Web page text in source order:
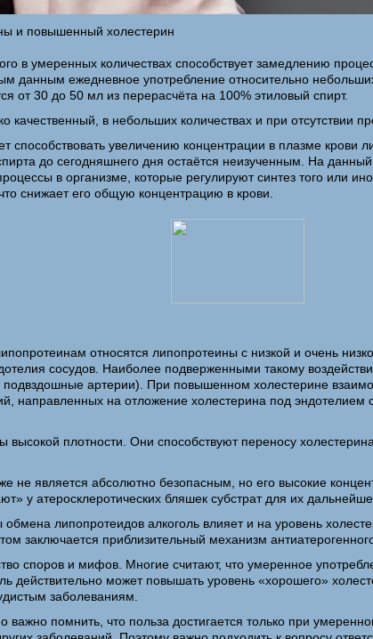
и повышенный холестерин
в умеренных количествах способствует замедлению
данным ежедневное употребление относительно
от 30 до 50 мл из перерасчёта на 100% этиловый спирт.
в небольших количествах и при отсутствии
способствовать увеличению концентрации в плазме
до сегодняшнего дня остаётся неизученным. На
в организме, которые регулируют синтез того или
снижает его общую концентрацию в крови.
относятся липопротеины с низкой и очень
сосудов. Наиболее подверженными такому
артерии). При повышенном холестерине
направленных на отложение холестерина под
плотности. Они способствуют переносу
не является абсолютно безопасным, но его высокие
у атеросклеротических бляшек субстрат для их
липопротеидов алкоголь влияет и на уровень
заключается приблизительный механизм
споров и мифов. Многие считают, что умеренное
действительно может повышать уровень «хорошего»
заболеваниям.
помнить, что польза достигается только при